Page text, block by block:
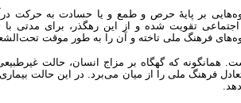
بر پایۀ حرص و طمع و یا حسادت به حرکت
اجتماعی تقویت شده و از این رهگذر، برای مدتی
فرهنگ ملی تاخته و آن را به طور موقت تحت‌الشعاع
که گهگاه بر مزاج انسان، حالت غیرطبیعی
فرهنگ ملی را از میان می‌برد. در این حالت